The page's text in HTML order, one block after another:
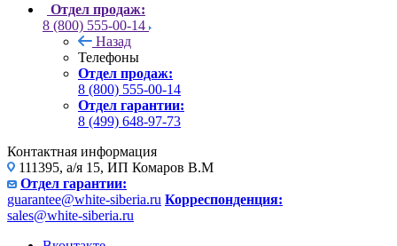
Отдел продаж:
8 (800) 555-00-14
Назад
Телефоны
Отдел продаж:
8 (800) 555-00-14
Отдел гарантии:
8 (499) 648-97-73
Контактная информация
111395, а/я 15, ИП Комаров В.М
Отдел гарантии:
guarantee@white-siberia.ru Корреспонденция:
sales@white-siberia.ru